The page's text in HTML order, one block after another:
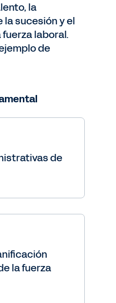
la
sucesión y el
laboral.
de
de
la fuerza